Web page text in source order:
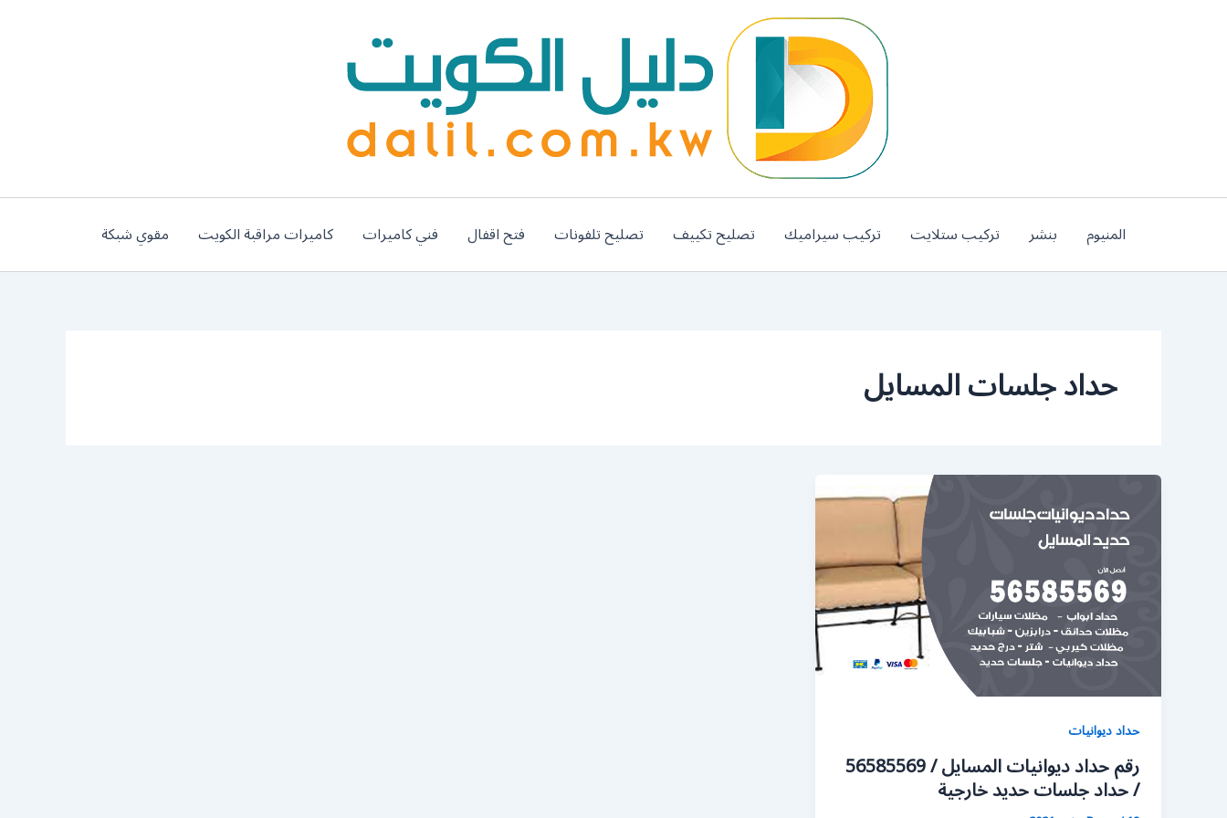
المنيوم بنشر تركيب ستلايت تركيب سيراميك تصليح تكييف تصليح تلفونات فتح اقفال فني كاميرات كاميرات مراقبة الكويت مقوي شبكة
حداد جلسات المسايل
حداد ديوانيات
رقم حداد ديوانيات المسايل / 56585569
/ حداد جلسات حديد خارجية